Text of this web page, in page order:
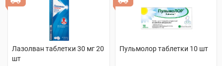
Лазолван таблетки 30 мг 20
шт
Пульмолор таблетки 10 шт